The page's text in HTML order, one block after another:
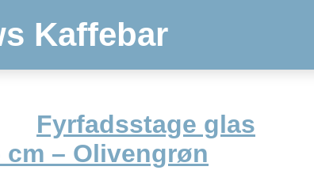
Kaffebar
Fyrfadsstage glas
– Olivengrøn